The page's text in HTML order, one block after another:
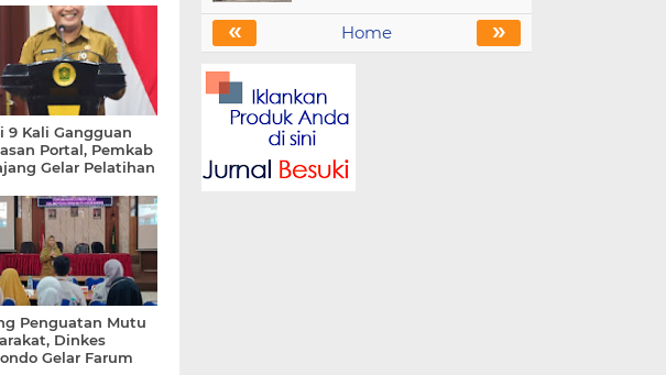
9 Kali Gangguan
Portal, Pemkab
Gelar Pelatihan
Penguatan Mutu
Dinkes
Gelar Farum
« »
Home